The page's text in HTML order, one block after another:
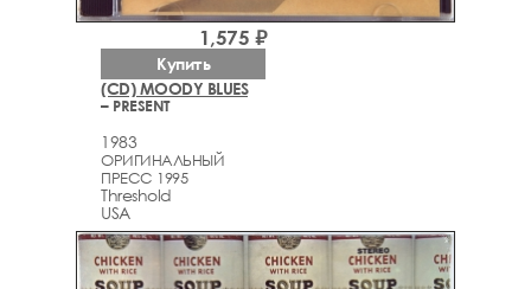
(CD) MOODY BLUES
– PRESENT
1983
ОРИГИНАЛЬНЫЙ
ПРЕСС 1995
Threshold
USA
1,575 ₽
Купить